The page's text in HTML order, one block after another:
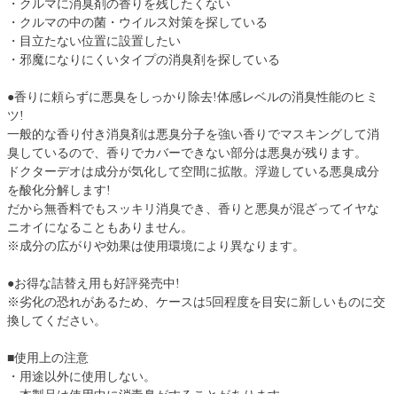
・クルマに消臭剤の香りを残したくない
・クルマの中の菌・ウイルス対策を探している
・目立たない位置に設置したい
・邪魔になりにくいタイプの消臭剤を探している
●香りに頼らずに悪臭をしっかり除去!体感レベルの消臭性能のヒミ
ツ!
一般的な香り付き消臭剤は悪臭分子を強い香りでマスキングして消
臭しているので、香りでカバーできない部分は悪臭が残ります。
ドクターデオは成分が気化して空間に拡散。浮遊している悪臭成分
を酸化分解します!
だから無香料でもスッキリ消臭でき、香りと悪臭が混ざってイヤな
ニオイになることもありません。
※成分の広がりや効果は使用環境により異なります。
●お得な詰替え用も好評発売中!
※劣化の恐れがあるため、ケースは5回程度を目安に新しいものに交
換してください。
■使用上の注意
・用途以外に使用しない。